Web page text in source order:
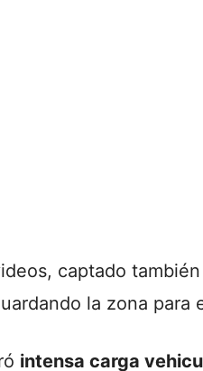
captado
la zona para
intensa carga